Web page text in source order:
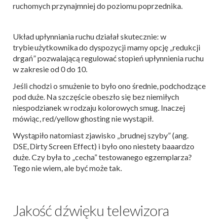
ruchomych przynajmniej do poziomu poprzednika.
Układ upłynniania ruchu działał skutecznie: w
trybie użytkownika do dyspozycji mamy opcję „redukcji
drgań” pozwalającą regulować stopień upłynnienia ruchu
w zakresie od 0 do 10.
Jeśli chodzi o smużenie to było ono średnie, podchodzące
pod duże. Na szczęście obeszło się bez niemiłych
niespodzianek w rodzaju kolorowych smug. Inaczej
mówiąc, red/yellow ghosting nie wystąpił.
Wystąpiło natomiast zjawisko „brudnej szyby” (ang.
DSE, Dirty Screen Effect) i było ono niestety baaardzo
duże. Czy była to „cecha” testowanego egzemplarza?
Tego nie wiem, ale być może tak.
Jakość dźwięku telewizora